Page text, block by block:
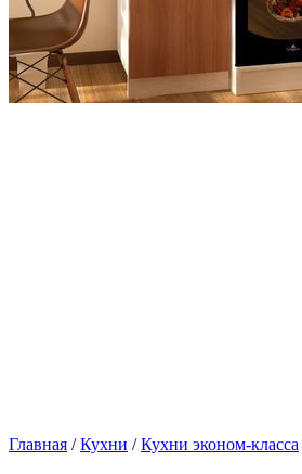
Главная /Кухни /Кухни эконом-класса